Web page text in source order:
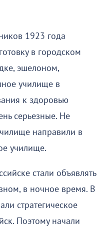
1923 года
в городском
эшелоном,
училище в
к здоровью
серьезные. Не
направили в
училище.
стали объявлять
в ночное время. В
стратегическое
Поэтому начали